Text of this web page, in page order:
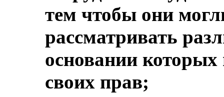
тем чтобы они
рассматривать
основании
своих прав;